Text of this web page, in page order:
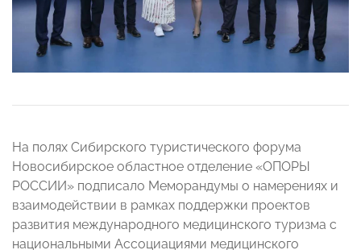
На полях Сибирского туристического форума
Новосибирское областное отделение «ОПОРЫ
РОССИИ» подписало Меморандумы о намерениях и
взаимодействии в рамках поддержки проектов
развития международного медицинского туризма с
национальными Ассоциациями медицинского